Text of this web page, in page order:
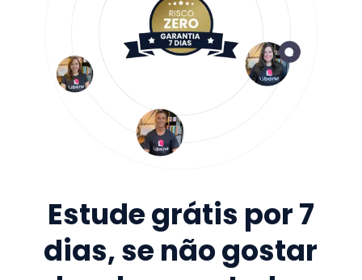
Estude grátis por 7
dias, se não gostar